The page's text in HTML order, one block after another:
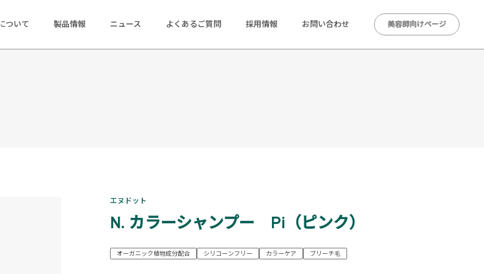
ついて 製品情報 ニュース よくあるご質問 採用情報 お問い合わせ 美容師向けページ
エヌドット
N. カラーシャンプー Pi（ピンク）
オーガニック植物成分配合 シリコーンフリー カラーケア ブリーチ毛